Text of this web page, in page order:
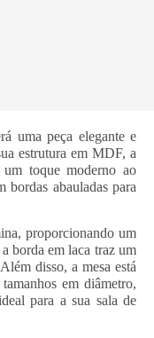
uma peça elegante e
estrutura em MDF, a
toque moderno ao
bordas abauladas para
proporcionando um
borda em laca traz um
disso, a mesa está
em diâmetro,
para a sua sala de